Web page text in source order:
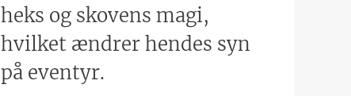
heks og skovens magi,
hvilket ændrer hendes syn
på eventyr.